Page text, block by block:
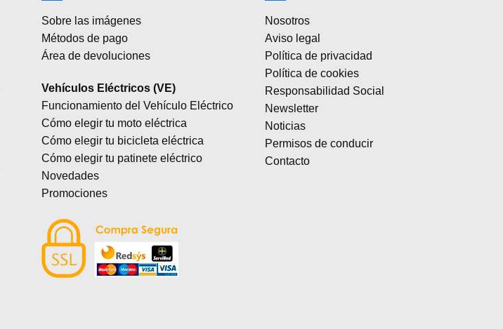
Sobre las imágenes
Métodos de pago
Área de devoluciones
Vehículos Eléctricos (VE)
Funcionamiento del Vehículo Eléctrico
Cómo elegir tu moto eléctrica
Cómo elegir tu bicicleta eléctrica
Cómo elegir tu patinete eléctrico
Novedades
Promociones
Nosotros
Aviso legal
Política de privacidad
Política de cookies
Responsabilidad Social
Newsletter
Noticias
Permisos de conducir
Contacto